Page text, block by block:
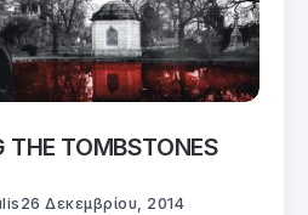
TOMBSTONES
26 Δεκεμβρίου, 2014